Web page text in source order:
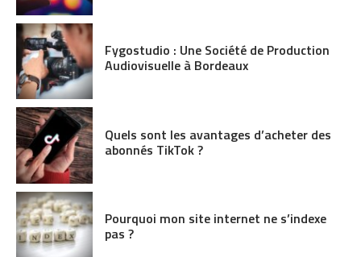
Fygostudio : Une Société de Production
Audiovisuelle à Bordeaux
Quels sont les avantages d’acheter des
abonnés TikTok ?
Pourquoi mon site internet ne s’indexe
pas ?